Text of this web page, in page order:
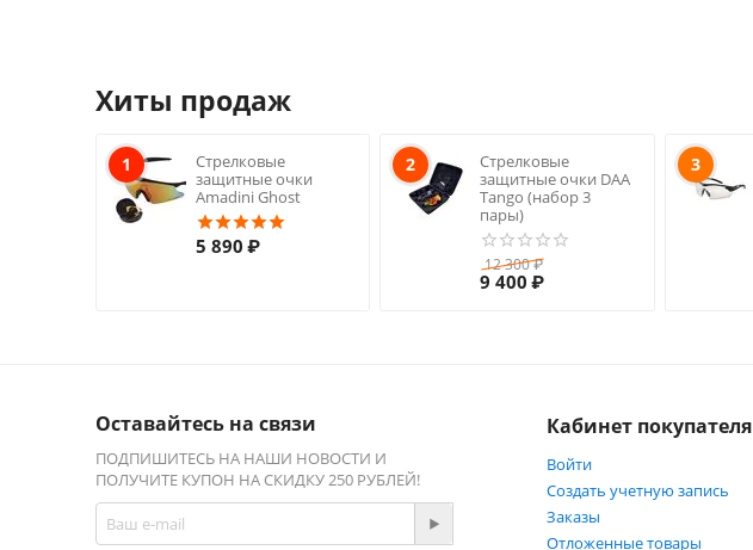
Хиты продаж
1
Стрелковые
защитные очки
Amadini Ghost
5 890 ₽
2
Стрелковые
защитные очки DAA
Tango (набор 3
пары)
12 300₽
9 400 ₽
3
Оставайтесь на связи
ПОДПИШИТЕСЬ НА НАШИ НОВОСТИ И
ПОЛУЧИТЕ КУПОН НА СКИДКУ 250 РУБЛЕЙ!
Кабинет покупателя
Войти
Создать учетную запись
Заказы
Отложенные товары